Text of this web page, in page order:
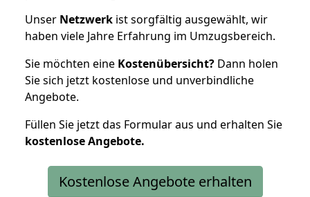
Unser Netzwerk ist sorgfältig ausgewählt, wir
haben viele Jahre Erfahrung im Umzugsbereich.
Sie möchten eine Kostenübersicht? Dann holen
Sie sich jetzt kostenlose und unverbindliche
Angebote.
Füllen Sie jetzt das Formular aus und erhalten Sie
kostenloseAngebote.
Kostenlose Angebote erhalten